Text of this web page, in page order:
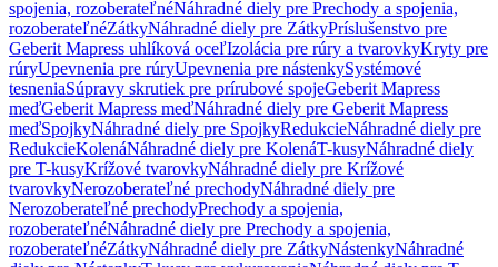
spojenia, rozoberateľnéNáhradné diely pre Prechody a spojenia,
rozoberateľnéZátkyNáhradné diely pre ZátkyPríslušenstvo pre
Geberit Mapress uhlíková oceľIzolácia pre rúry a tvarovkyKryty pre
rúryUpevnenia pre rúryUpevnenia pre nástenkySystémové
tesneniaSúpravy skrutiek pre prírubové spojeGeberit Mapress
meďGeberit Mapress meďNáhradné diely pre Geberit Mapress
meďSpojkyNáhradné diely pre SpojkyRedukcieNáhradné diely pre
RedukcieKolenáNáhradné diely pre KolenáT-kusyNáhradné diely
pre T-kusyKrížové tvarovkyNáhradné diely pre Krížové
tvarovkyNerozoberateľné prechodyNáhradné diely pre
Nerozoberateľné prechodyPrechody a spojenia,
rozoberateľnéNáhradné diely pre Prechody a spojenia,
rozoberateľnéZátkyNáhradné diely pre ZátkyNástenkyNáhradné